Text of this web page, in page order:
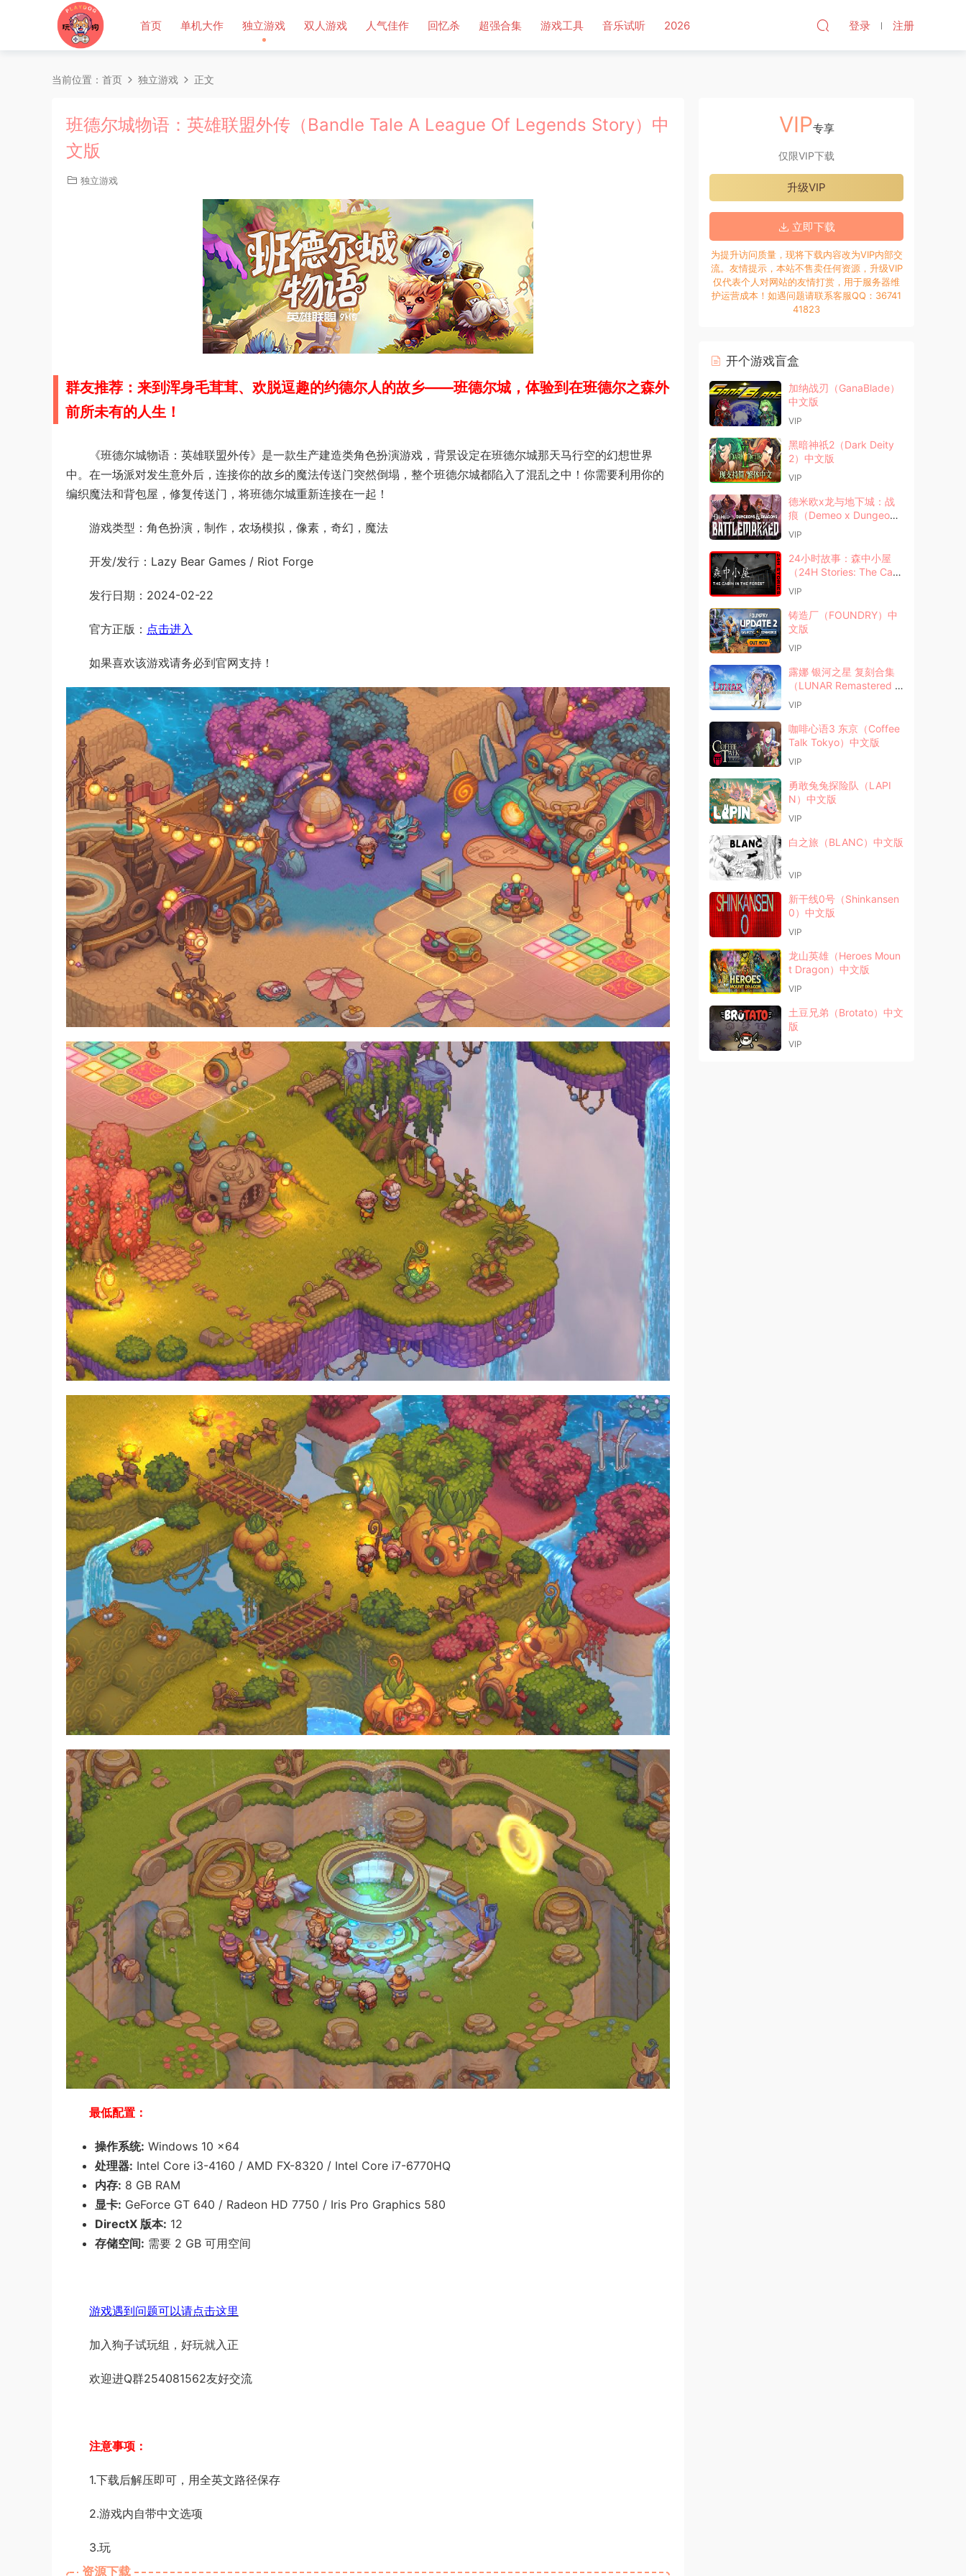
首页 单机大作 独立游戏 双人游戏 人气佳作 回忆杀 超强合集 游戏工具 音乐试听 2026 登录 注册
当前位置： 首页 独立游戏 正文
班德尔城物语：英雄联盟外传（Bandle Tale A League Of Legends Story）中
文版
独立游戏
群友推荐：来到浑身毛茸茸、欢脱逗趣的约德尔人的故乡——班德尔城，体验到在班德尔之森外
前所未有的人生！
《班德尔城物语：英雄联盟外传》是一款生产建造类角色扮演游戏，背景设定在班德尔城那天马行空的幻想世界
中。在一场派对发生意外后，连接你的故乡的魔法传送门突然倒塌，整个班德尔城都陷入了混乱之中！你需要利用你的
编织魔法和背包屋，修复传送门，将班德尔城重新连接在一起！
游戏类型：角色扮演，制作，农场模拟，像素，奇幻，魔法
开发/发行：Lazy Bear Games / Riot Forge
发行日期：2024-02-22
官方正版： 点击进入
如果喜欢该游戏请务必到官网支持！
最低配置：
操作系统: Windows 10 x64
处理器: Intel Core i3-4160 / AMD FX-8320 / Intel Core i7-6770HQ
内存: 8 GB RAM
显卡: GeForce GT 640 / Radeon HD 7750 / Iris Pro Graphics 580
DirectX 版本: 12
存储空间: 需要 2 GB 可用空间
游戏遇到问题可以请点击这里
加入狗子试玩组，好玩就入正
欢迎进Q群254081562友好交流
注意事项：
1.下载后解压即可，用全英文路径保存
2.游戏内自带中文选项
3.玩
资源下载
VIP专享
仅限VIP下载
升级VIP
立即下载
为提升访问质量，现将下载内容改为VIP内部交
流。友情提示，本站不售卖任何资源，升级VIP
仅代表个人对网站的友情打赏，用于服务器维
护运营成本！如遇问题请联系客服QQ：36741
41823
开个游戏盲盒
加纳战刃（GanaBlade）
中文版
VIP
黑暗神祇2（Dark Deity
2）中文版
VIP
德米欧x龙与地下城：战
痕（Demeo x Dungeons
& Dragons: Battlemarke
VIP
24小时故事：森中小屋
（24H Stories: The Cabi
n In The Forest）中文版
VIP
铸造厂（FOUNDRY）中
文版
VIP
露娜 银河之星 复刻合集
（LUNAR Remastered C
ollection）中文版
VIP
咖啡心语3 东京（Coffee
Talk Tokyo）中文版
VIP
勇敢兔兔探险队（LAPI
N）中文版
VIP
白之旅（BLANC）中文版
VIP
新干线0号（Shinkansen
0）中文版
VIP
龙山英雄（Heroes Moun
t Dragon）中文版
VIP
土豆兄弟（Brotato）中文
版
VIP